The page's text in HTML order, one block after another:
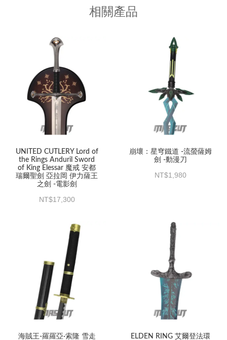
相關產品
UNITED CUTLERY Lord of
the Rings Anduril Sword
of King Elessar 魔戒 安都
瑞爾聖劍 亞拉岡 伊力薩王
之劍 -電影劍
17,300
崩壞：星穹鐵道 -流螢薩姆
劍 -動漫刀
1,980
海賊王-羅羅亞·索隆 雪走
ELDEN RING 艾爾登法環